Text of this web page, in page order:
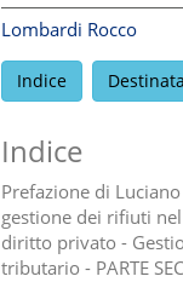
Lombardi Rocco
Indice
Indice
Prefazione di
gestione dei rifiuti
diritto privato -
tributario - PARTE